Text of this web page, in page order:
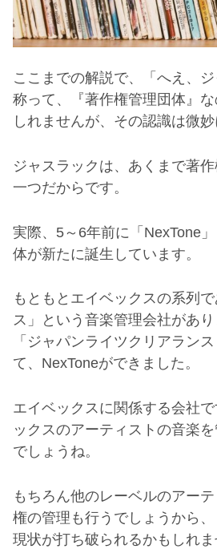
ここまでの解説で、「へえ、
称って、『著作権管理団体』
しれませんが、その認識は微妙
ジャスラックは、あくまで著
一つだからです。
実際、 5～ 6年前に「 NexTone
体が新たに誕生しています。
もともとエイベックスの系列
ス」という音楽管理会社があ
「ジャパンライツクリアラン
て、 NexToneができました。
エイベックスに関係する会社
ックスのアーティストの音楽
でしょうね。
もちろん他のレーベルのアー
権の管理も行うでしょうから
現状が打ち破られるかもしれま